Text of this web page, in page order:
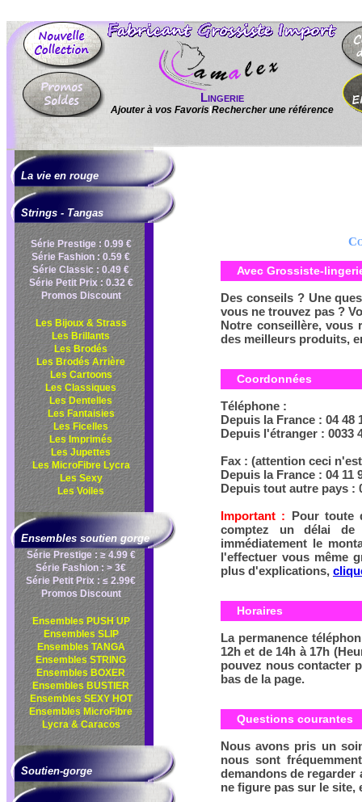
Lingerie
Ajouter à vos Favoris Rechercher une référence
La vie en rouge
Strings - Tangas
Série Prestige : 0.99 €
Série Fashion : 0.59 €
Série Classic : 0.49 €
Série Petit Prix : 0.32 €
Promos Discount
Les Bijoux & Strass
Les Brillants
Les Brodés
Les Brodés Arrière
Les Cartoons
Les Classiques
Les Dentelles
Les Fantaisies
Les Ficelles
Les Imprimés
Les Jupettes
Les MicroFibre Lycra
Les Sexy
Les Voiles
Ensembles soutien gorge
Série Prestige : ≥ 4.99 €
Série Fashion : > 3€
Série Petit Prix : ≤ 2.99€
Promos Discount
Ensembles PUSH UP
Ensembles SLIP
Ensembles TANGA
Ensembles STRING
Ensembles BOXER
Ensembles BUSTIER
Ensembles SEXY HOT
Ensembles MicroFibre
Lycra & Caracos
Soutien-gorge
Avec Grossiste-
Des conseils ? Une
vous ne trouvez pas ?
Notre conseillère, vous
des meilleurs produits,
Coordonnées
Téléphone :
Depuis la France : 04 48
Depuis l'étranger : 0033
Fax : (attention ceci
Depuis la France : 04 11
Depuis tout autre pays :
Important : Pour toute
comptez un délai de
immédiatement le
l'effectuer vous même
plus d'explications,
Horaires
La permanence
12h et de 14h à 17h
pouvez nous contacter
bas de la page.
Questions courantes
Nous avons pris un
nous sont
demandons de regarder
ne figure pas sur le